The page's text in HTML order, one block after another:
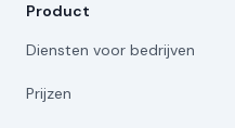
Product
Diensten voor bedrijven
Prijzen